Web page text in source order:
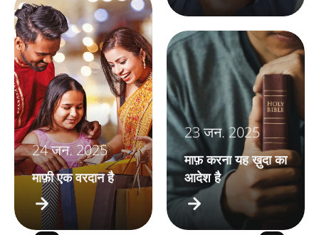
24 जन. 2025
माफ़ी एक वरदान है
23 जन. 2025
माफ़ करना यह ख़ुदा का
आदेश है